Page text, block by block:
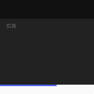
広告